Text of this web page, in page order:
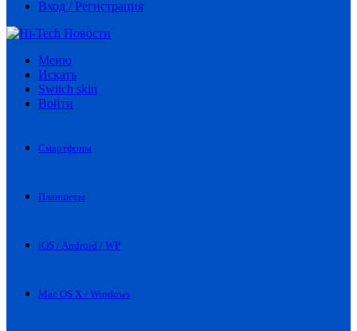
Вход / Регистрация
Меню
Искать
Switch skin
Войти
Смартфоны
Планшеты
iOS / Android / WP
Mac OS X / Windows